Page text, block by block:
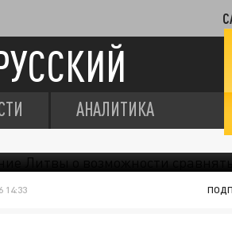
АНАЛИТИКА
14:33